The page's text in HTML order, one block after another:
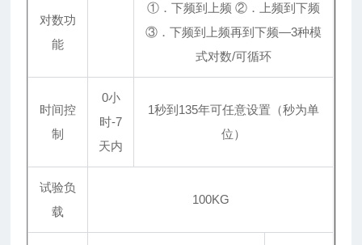
对数功
能
①．下频到上频 ②．上频到下频
③．下频到上频再到下频—3种模
式对数/可循环
时间控
制
0小
时-7
天内
1秒到135年可任意设置（秒为单
位）
试验负
载
100KG